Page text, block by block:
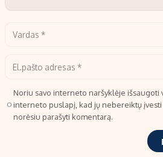
Noriu savo interneto naršyklėje išsaugoti
interneto puslapį, kad jų nebereiktų įvesti
norėsiu parašyti komentarą.